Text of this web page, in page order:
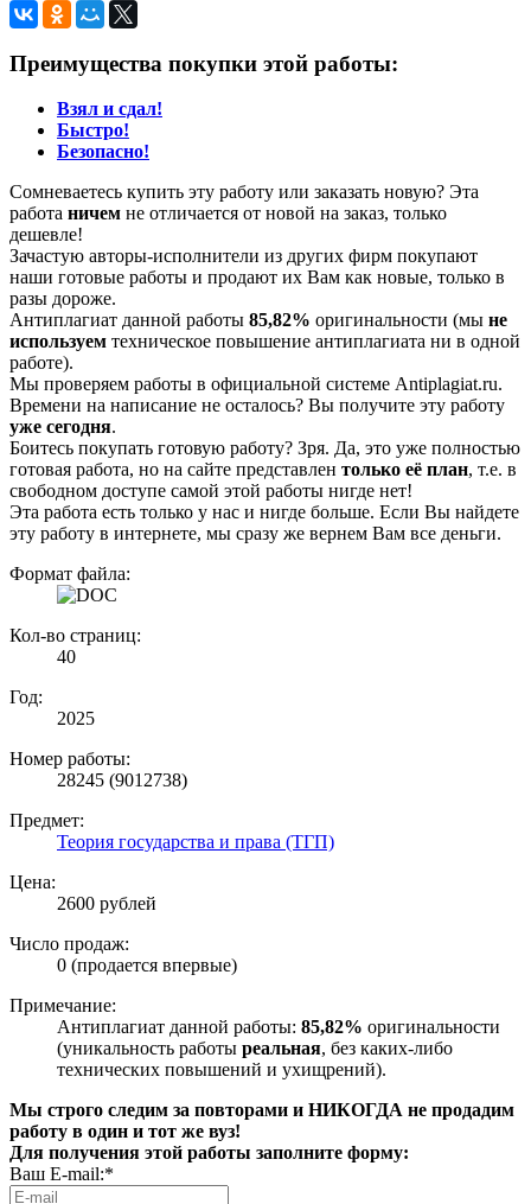
Преимущества покупки этой работы:
Взял и сдал!
Быстро!
Безопасно!
Сомневаетесь купить эту работу или заказать новую? Эта
работа ничем не отличается от новой на заказ, только
дешевле!
Зачастую авторы-исполнители из других фирм покупают
наши готовые работы и продают их Вам как новые, только в
разы дороже.
Антиплагиат данной работы 85,82% оригинальности (мы не
используем техническое повышение антиплагиата ни в одной
работе).
Мы проверяем работы в официальной системе Аntiplagiat.ru.
Времени на написание не осталось? Вы получите эту работу
уже сегодня.
Боитесь покупать готовую работу? Зря. Да, это уже полностью
готовая работа, но на сайте представлен только её план, т.е. в
свободном доступе самой этой работы нигде нет!
Эта работа есть только у нас и нигде больше. Если Вы найдете
эту работу в интернете, мы сразу же вернем Вам все деньги.
Формат файла:
Кол-во страниц:
40
Год:
2025
Номер работы:
28245 (9012738)
Предмет:
Теория государства и права (ТГП)
Цена:
2600 рублей
Число продаж:
0 (продается впервые)
Примечание:
Антиплагиат данной работы: 85,82% оригинальности
(уникальность работы реальная, без каких-либо
технических повышений и ухищрений).
Мы строго следим за повторами и НИКОГДА не продадим
работу в один и тот же вуз!
Для получения этой работы заполните форму:
Ваш E-mail:*